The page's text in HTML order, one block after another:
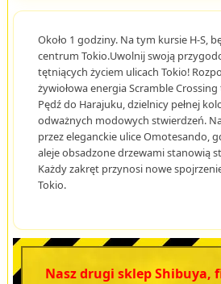
Około 1 godziny. Na tym kursie H-S,
centrum Tokio.Uwolnij swoją
tętniących życiem ulicach Tokio!
żywiołowa energia Scramble
Pędź do Harajuku, dzielnicy pełnej
odważnych modowych stwierdzeń.
przez eleganckie ulice Omotesando,
aleje obsadzone drzewami stanowią
Każdy zakręt przynosi nowe
Tokio.
Nasz drugi sklep Shibuya,